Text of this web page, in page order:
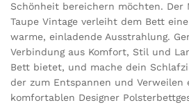
Schönheit bereichern möchten. Der
Taupe Vintage verleiht dem Bett
warme, einladende Ausstrahlung.
Verbindung aus Komfort, Stil und
Bett bietet, und mache dein
der zum Entspannen und Verweilen
komfortablen Designer